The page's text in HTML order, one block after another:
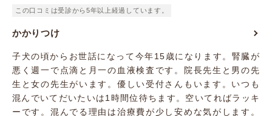
この口コミは受診から5年以上経過しています。
かかりつけ
子犬の頃からお世話になって今年15歳になります。腎臓が
悪く週一で点滴と月一の血液検査です。院長先生と男の先
生と女の先生がいます。優しい受付さんもいます。いつも
混んでいてだいたいは1時間位待ちます。空いてればラッキ
ーです。混んでる理由は治療費が少し安めな気がします。